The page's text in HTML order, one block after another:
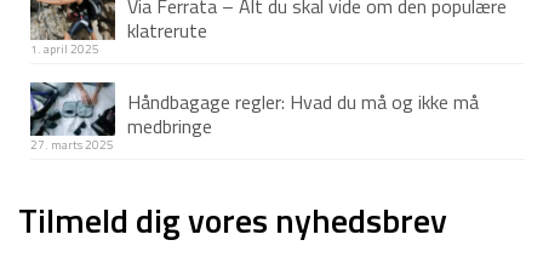
Via Ferrata – Alt du skal vide om den populære
klatrerute
1. april 2025
Håndbagage regler: Hvad du må og ikke må
medbringe
27. marts 2025
Tilmeld dig vores nyhedsbrev